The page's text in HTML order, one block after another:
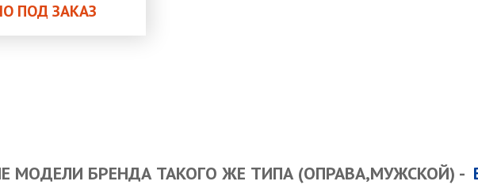
ПОД ЗАКАЗ
МОДЕЛИ БРЕНДА ТАКОГО ЖЕ ТИПА (ОПРАВА,МУЖСКОЙ) -